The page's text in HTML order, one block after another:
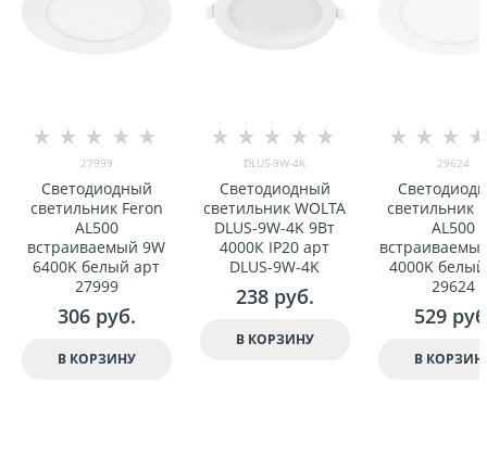
27999
Светодиодный
светильник Feron
AL500
встраиваемый 9W
6400K белый арт
27999
306 руб.
В КОРЗИНУ
DLUS-9W-4K
Светодиодный
светильник WOLTA
DLUS-9W-4K 9Вт
4000К IP20 арт
DLUS-9W-4K
238 руб.
В КОРЗИНУ
29624
светильник
AL500
4000K
29624
529
В